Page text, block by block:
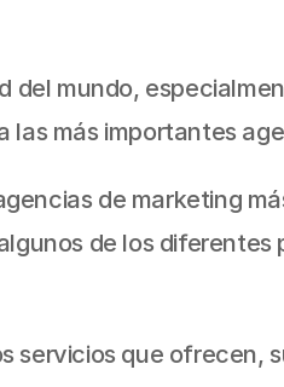
del mundo,
más importantes
de marketing
de los
servicios que ofrecen,